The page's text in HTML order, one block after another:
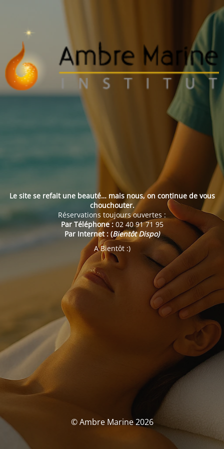
Le site se refait une beauté… mais nous, on continue de vous
chouchouter.
Réservations toujours ouvertes :
Par Téléphone :02 40 91 71 95
Par Internet : (Bientôt Dispo)
A Bientôt :)
© Ambre Marine 2026